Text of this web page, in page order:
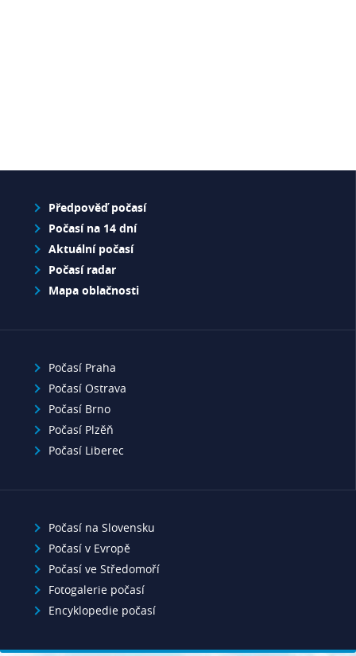
Předpověď počasí
Počasí na 14 dní
Aktuální počasí
Počasí radar
Mapa oblačnosti
Počasí Praha
Počasí Ostrava
Počasí Brno
Počasí Plzěň
Počasí Liberec
Počasí na Slovensku
Počasí v Evropě
Počasí ve Středomoří
Fotogalerie počasí
Encyklopedie počasí